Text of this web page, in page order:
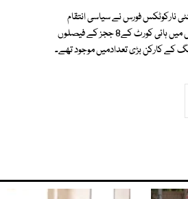
نارکوٹکس فورس نے سیاسی انتقام
کے لیے یہ کیس بنایا ہے۔ انھوں نے کہا کہ ٹرائل کورٹ میں متوقع فرد جرم کو آئندہ ہفتے چیلنج کیا جارہا ہے جس میں ہائی کورٹ کے8 ججز کے فیصلوں
کے کارکن بڑی تعدادمیں موجود تھے۔